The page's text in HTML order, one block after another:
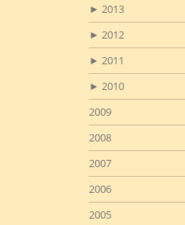
► 2013
► 2012
► 2011
► 2010
2009
2008
2007
2006
2005